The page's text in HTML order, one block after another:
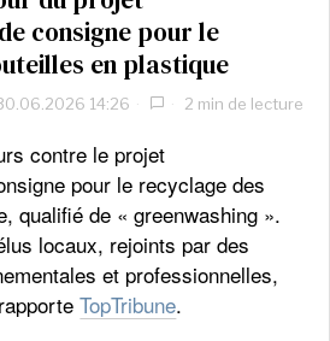
consigne pour le
en plastique
14:26 2 min de lecture
contre le projet
pour le recyclage des
qualifié de « greenwashing ».
locaux, rejoints par des
et professionnelles,
TopTribune.